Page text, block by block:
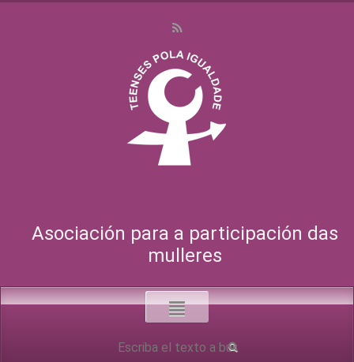
Asociación para a participación das
mulleres